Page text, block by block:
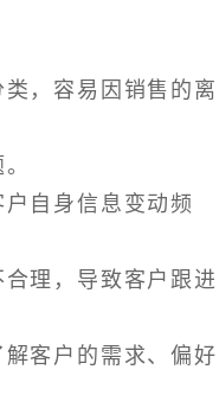
，容易因销售的离
自身信息变动频
理，导致客户跟进
客户的需求、偏好